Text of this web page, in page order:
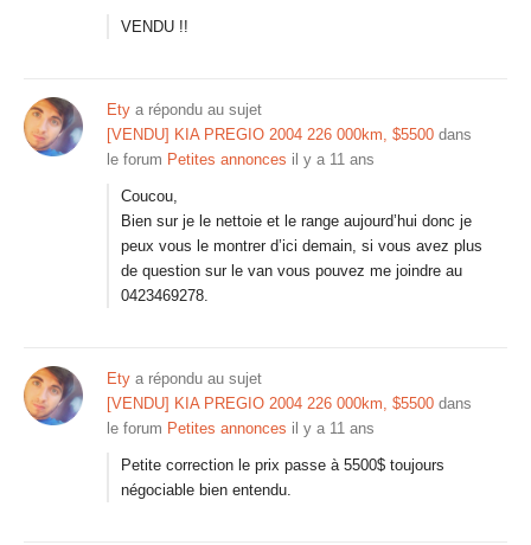
VENDU !!
Ety a répondu au sujet
[VENDU] KIA PREGIO 2004 226 000km, $5500 dans
le forum Petites annonces il y a 11 ans
Coucou,
Bien sur je le nettoie et le range aujourd’hui donc je
peux vous le montrer d’ici demain, si vous avez plus
de question sur le van vous pouvez me joindre au
0423469278.
Ety a répondu au sujet
[VENDU] KIA PREGIO 2004 226 000km, $5500 dans
le forum Petites annonces il y a 11 ans
Petite correction le prix passe à 5500$ toujours
négociable bien entendu.